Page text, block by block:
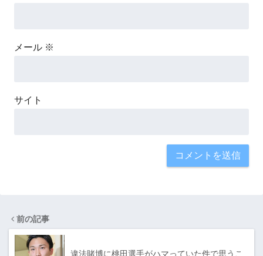
メール ※
サイト
前の記事
違法賭博に桃田選手がハマっていた件で思うこ